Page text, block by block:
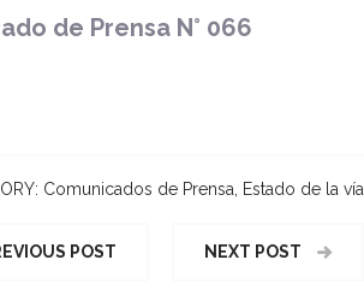
de Prensa N° 066
Comunicados de Prensa Estado de la vía
POST NEXT POST